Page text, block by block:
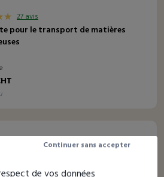
27 avis
pour le transport de matières
de vos données
Continuer sans accepter